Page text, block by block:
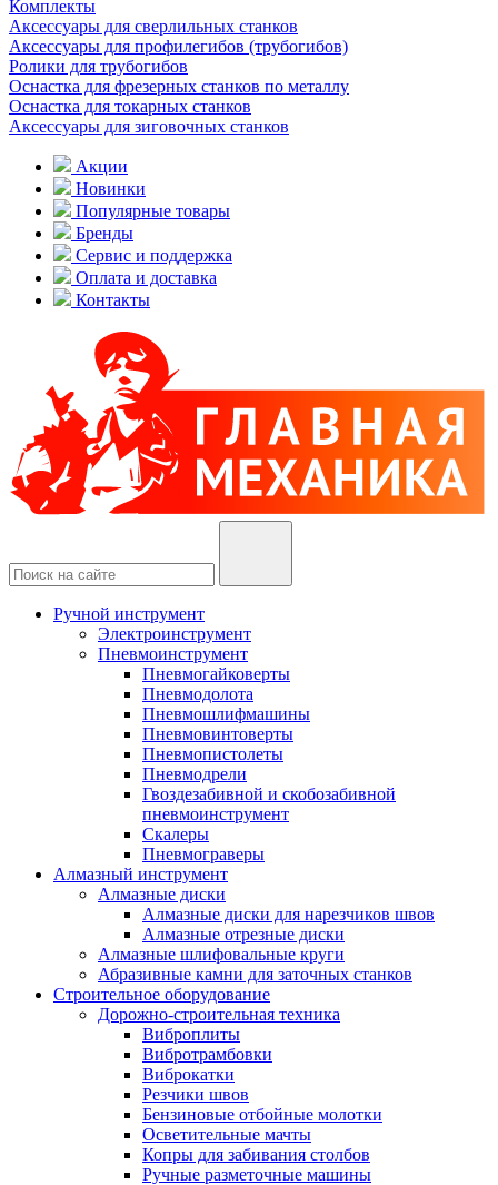
Комплекты
Аксессуары для сверлильных станков
Аксессуары для профилегибов (трубогибов)
Ролики для трубогибов
Оснастка для фрезерных станков по металлу
Оснастка для токарных станков
Аксессуары для зиговочных станков
Акции
Новинки
Популярные товары
Бренды
Сервис и поддержка
Оплата и доставка
Контакты
Ручной инструмент
Электроинструмент
Пневмоинструмент
Пневмогайковерты
Пневмодолота
Пневмошлифмашины
Пневмовинтоверты
Пневмопистолеты
Пневмодрели
Гвоздезабивной и скобозабивной
пневмоинструмент
Скалеры
Пневмограверы
Алмазный инструмент
Алмазные диски
Алмазные диски для нарезчиков швов
Алмазные отрезные диски
Алмазные шлифовальные круги
Абразивные камни для заточных станков
Строительное оборудование
Дорожно-строительная техника
Виброплиты
Вибротрамбовки
Виброкатки
Резчики швов
Бензиновые отбойные молотки
Осветительные мачты
Копры для забивания столбов
Ручные разметочные машины